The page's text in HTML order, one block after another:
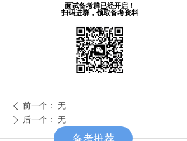
ꄴ 前一个： 无
ꄲ 后一个： 无
备考推荐
面试备考群已经开启！
扫码进群，领取备考资料